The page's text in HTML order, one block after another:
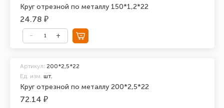
Круг отрезной по металлу 150*1,2*22
24.78 ₽
Круг отрезной по металлу 200*2,5*22
Артикул: 200*2,5*22
Ед. изм. шт.
72.14 ₽